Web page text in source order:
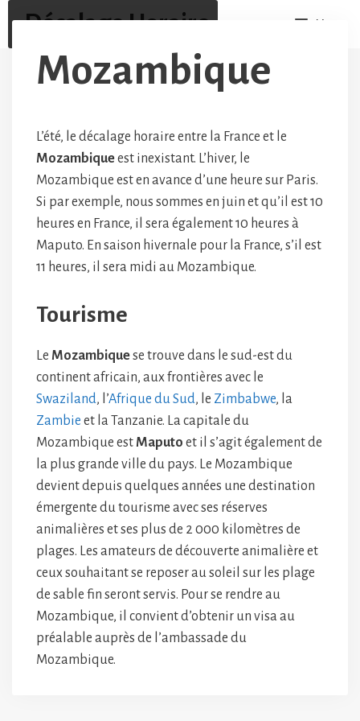
contenu
Décalage Horaire Menu
Mozambique
L’été, le décalage horaire entre la France et le
Mozambiqueest inexistant. L’hiver, le
Mozambique est en avance d’une heure sur Paris.
Si par exemple, nous sommes en juin et qu’il est 10
heures en France, il sera également 10 heures à
Maputo. En saison hivernale pour la France, s’il est
11 heures, il sera midi au Mozambique.
Tourisme
Le Mozambiquese trouve dans le sud-est du
continent africain, aux frontières avec le
Swaziland, l’Afrique du Sud, le Zimbabwe, la
Zambie et la Tanzanie. La capitale du
Mozambique estMaputo et il s’agit également de
la plus grande ville du pays. Le Mozambique
devient depuis quelques années une destination
émergente du tourisme avec ses réserves
animalières et ses plus de 2 000 kilomètres de
plages. Les amateurs de découverte animalière et
ceux souhaitant se reposer au soleil sur les plage
de sable fin seront servis. Pour se rendre au
Mozambique, il convient d’obtenir un visa au
préalable auprès de l’ambassade du
Mozambique.